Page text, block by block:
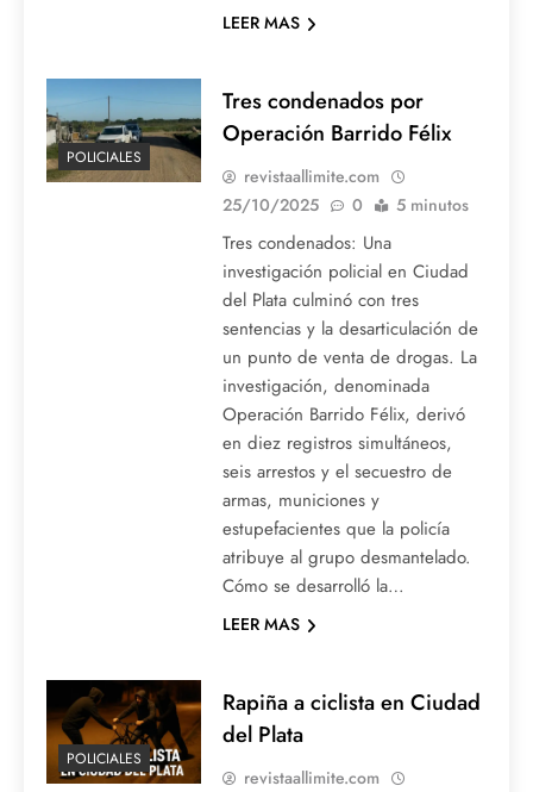
LEER MAS
POLICIALES
Tres condenados por
Operación Barrido Félix
revistaallimite.com
25/10/2025
0 5 minutos
Tres condenados: Una
investigación policial en Ciudad
del Plata culminó con tres
sentencias y la desarticulación de
un punto de venta de drogas. La
investigación, denominada
Operación Barrido Félix, derivó
en diez registros simultáneos,
seis arrestos y el secuestro de
armas, municiones y
estupefacientes que la policía
atribuye al grupo desmantelado.
Cómo se desarrolló la…
LEER MAS
POLICIALES
Rapiña a ciclista en Ciudad
del Plata
revistaallimite.com